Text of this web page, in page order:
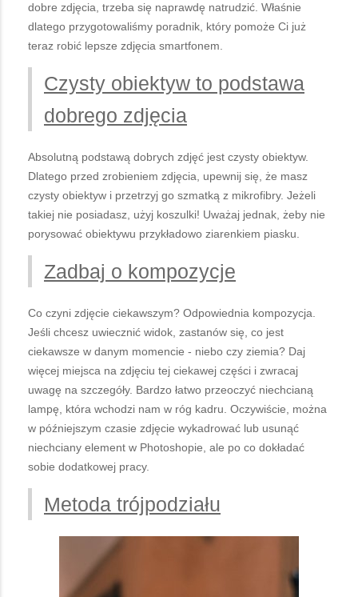
dobre zdjęcia, trzeba się naprawdę natrudzić. Właśnie
dlatego przygotowaliśmy poradnik, który pomoże Ci już
teraz robić lepsze zdjęcia smartfonem.
Czysty obiektyw to podstawa
dobrego zdjęcia
Absolutną podstawą dobrych zdjęć jest czysty obiektyw.
Dlatego przed zrobieniem zdjęcia, upewnij się, że masz
czysty obiektyw i przetrzyj go szmatką z mikrofibry. Jeżeli
takiej nie posiadasz, użyj koszulki! Uważaj jednak, żeby nie
porysować obiektywu przykładowo ziarenkiem piasku.
Zadbaj o kompozycje
Co czyni zdjęcie ciekawszym? Odpowiednia kompozycja.
Jeśli chcesz uwiecznić widok, zastanów się, co jest
ciekawsze w danym momencie - niebo czy ziemia? Daj
więcej miejsca na zdjęciu tej ciekawej części i zwracaj
uwagę na szczegóły. Bardzo łatwo przeoczyć niechcianą
lampę, która wchodzi nam w róg kadru. Oczywiście, można
w późniejszym czasie zdjęcie wykadrować lub usunąć
niechciany element w Photoshopie, ale po co dokładać
sobie dodatkowej pracy.
Metoda trójpodziału